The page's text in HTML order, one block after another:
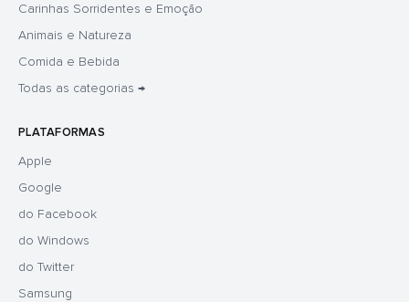
Carinhas Sorridentes e Emoção
Animais e Natureza
Comida e Bebida
Todas as categorias →
PLATAFORMAS
Apple
Google
do Facebook
do Windows
do Twitter
Samsung